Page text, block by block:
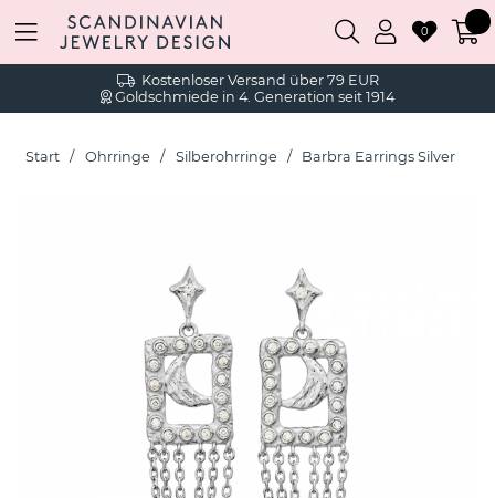
Kostenloser Versand über 79 EUR
Goldschmiede in 4. Generation seit 1914
0
Start Ohrringe Silberohrringe Barbra Earrings Silver